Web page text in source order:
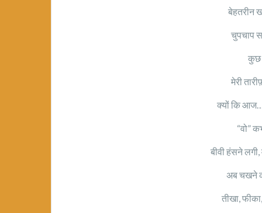
बेहतरीन
चुपचाप
कुछ
मेरी
क्यों कि
“वो”
बीवी हंसने
अब चखने
तीखा,